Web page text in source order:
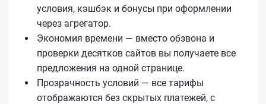
условия, кэшбэк и бонусы при оформлении
через агрегатор.
Экономия времени — вместо обзвона и
проверки десятков сайтов вы получаете все
предложения на одной странице.
Прозрачность условий — все тарифы
отображаются без скрытых платежей, с